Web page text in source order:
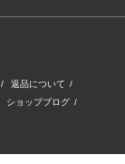
/ 返品について /
ショップブログ /